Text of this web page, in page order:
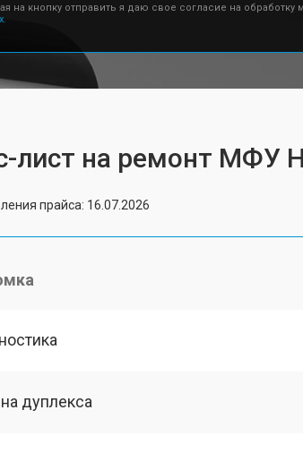
на кнопку отправить я даю свое согласие на обработку
лист на ремонт МФУ
прайса: 16.07.2026
дуплекса